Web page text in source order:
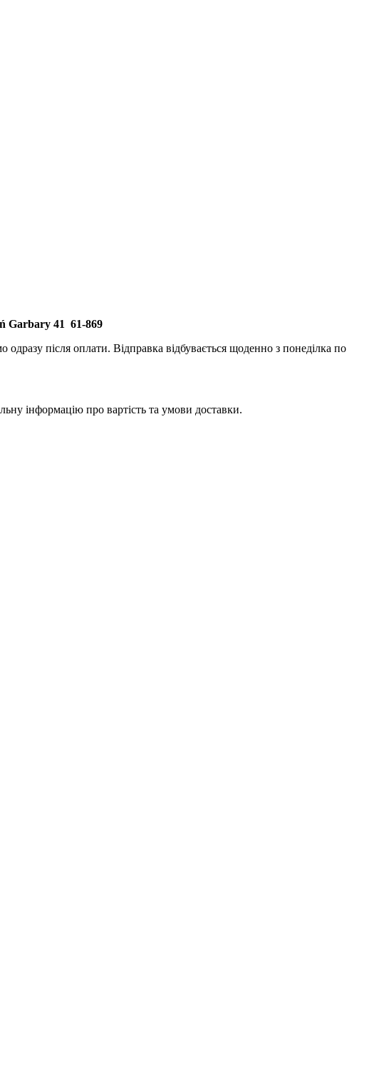
Garbary 41 61-869
після оплати. Відправка відбувається щоденно з понеділка по
інформацію про вартість та умови доставки.